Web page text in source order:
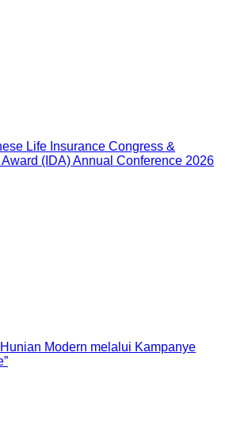
Life Insurance Congress &
(IDA) Annual Conference 2026
Modern melalui Kampanye